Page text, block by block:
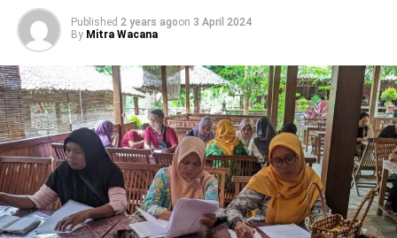
Published 2 years agoon 3 April 2024
By Mitra Wacana